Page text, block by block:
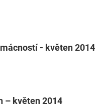
- květen 2014
– květen 2014